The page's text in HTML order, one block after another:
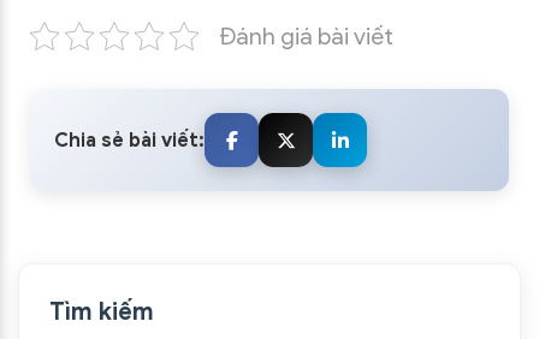
Đánh giá bài viết
Chia sẻ bài viết:
Tìm kiếm